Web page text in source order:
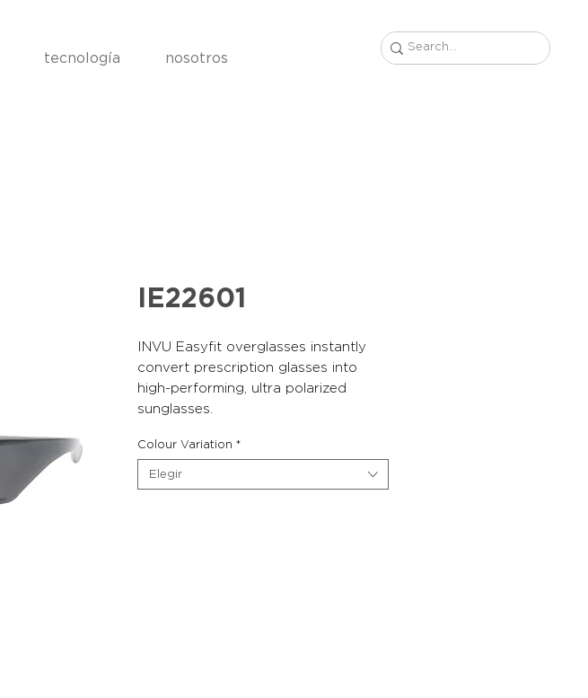
tecnología nosotros
IE22601
INVU Easyfit overglasses instantly
convert prescription glasses into
high-performing, ultra polarized
sunglasses.
Colour Variation *
Elegir